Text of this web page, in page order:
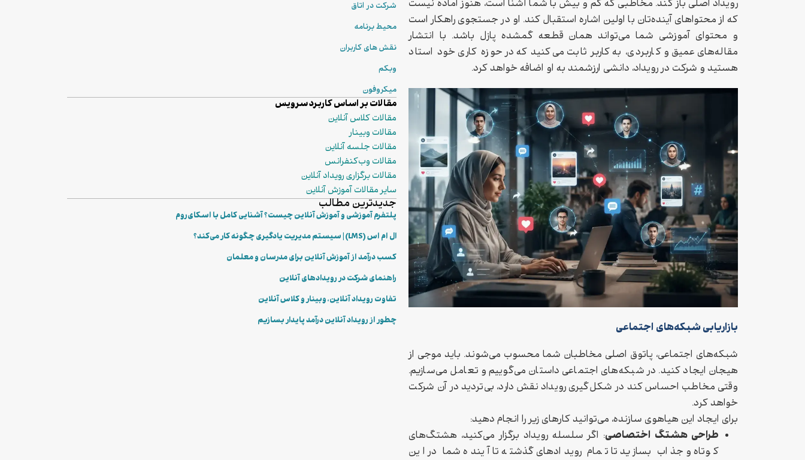
رویداد اصلی باز کند. مخاطبی که کم و بیش با شما آشنا است، هنوز آماده نیست
که از محتواهای آینده‌تان با اولین اشاره استقبال کند. او در جستجوی راهکار است
و محتوای آموزشی شما می‌تواند همان قطعه گمشده پازل باشد. با انتشار
مقاله‌های عمیق و کاربردی، به کاربر ثابت می‌کنید که در حوزه کاری خود استاد
هستید و شرکت در رویداد، دانشی ارزشمند به او اضافه خواهد کرد.
بازاریابی شبکه‌های اجتماعی
شبکه‌های اجتماعی، پاتوق اصلی مخاطبان شما محسوب می‌شوند. باید موجی از
هیجان ایجاد کنید. در شبکه‌های اجتماعی داستان می‌گوییم و تعامل می‌سازیم.
وقتی مخاطب احساس کند در شکل‌گیری رویداد نقش دارد، بی‌تردید در آن شرکت
خواهد کرد.
برای ایجاد این هیاهوی سازنده، می‌توانید کارهای زیر را انجام دهید:
طراحی هشتگ اختصاصی: اگر سلسله رویداد برگزار می‌کنید، هشتگ‌های
کوتاه و جذاب بسازید تا تمام رویدادهای گذشته تا آینده شما در این
شرکت در اتاق
محیط برنامه
نقش های کاربران
وبکم
میکروفون
مقالات بر اساس کاربرد سرویس
مقالات کلاس آنلاین
مقالات وبینار
مقالات جلسه آنلاین
مقالات وب‌کنفرانس
مقالات برگزاری رویداد آنلاین
سایر مقالات آموزش آنلاین
جدیدترین مطالب
پلتفرم آموزشی و آموزش آنلاین چیست؟ آشنایی کامل با اسکای‌روم
ال ام اس (LMS) | سیستم مدیریت یادگیری چگونه کار می‌کند؟
کسب درآمد از آموزش آنلاین برای مدرسان و معلمان
راهنمای شرکت در رویدادهای آنلاین
تفاوت رویداد آنلاین، وبینار و کلاس آنلاین
چطور از رویداد آنلاین درآمد پایدار بسازیم